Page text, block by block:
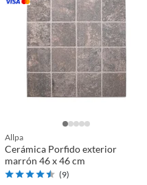
Allpa
Cerámica Porfido exterior
marrón 46 x 46 cm
(9)